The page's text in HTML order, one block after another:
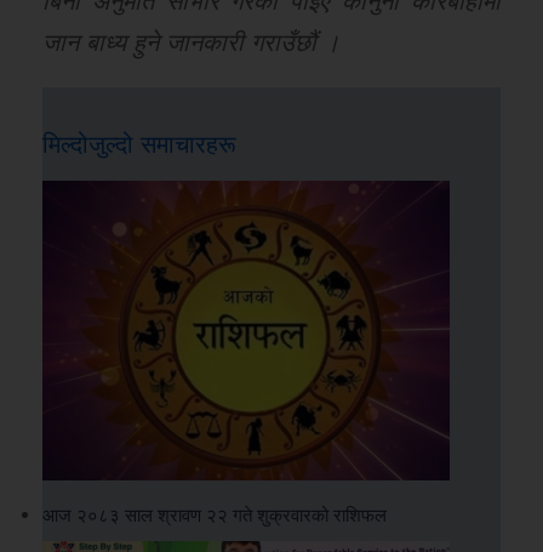
जान बाध्य हुने जानकारी गराउँछौं ।
मिल्दोजुल्दो समाचारहरू
आज २०८३ साल श्रावण २२ गते शुक्रवारको राशिफल